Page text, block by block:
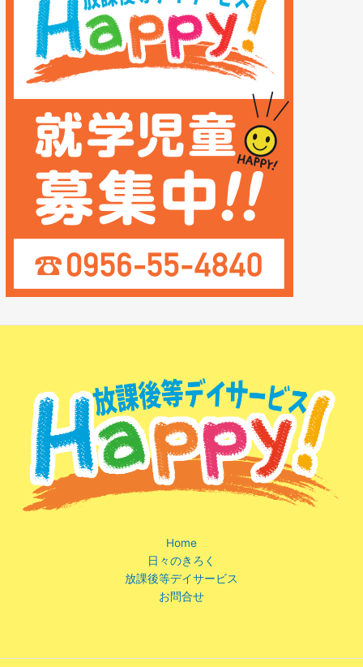
Home
日々のきろく
放課後等デイサービス
お問合せ